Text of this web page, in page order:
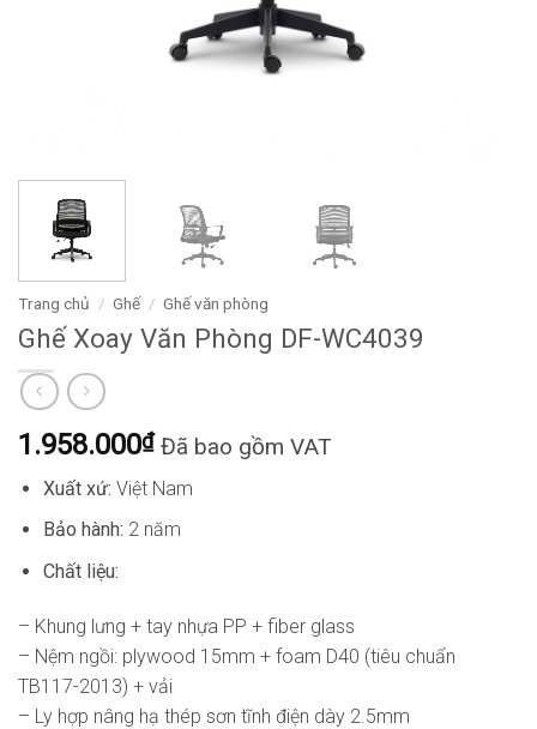
Trang chủ / Ghế / Ghế văn phòng
Ghế Xoay Văn Phòng DF-WC4039
1.958.000₫ Đã bao gồm VAT
Xuất xứ: Việt Nam
Bảo hành: 2 năm
Chất liệu:
– Khung lưng + tay nhựa PP + fiber glass
– Nệm ngồi: plywood 15mm + foam D40 (tiêu chuẩn
TB117-2013) + vải
– Ly hợp nâng hạ thép sơn tĩnh điện dày 2.5mm